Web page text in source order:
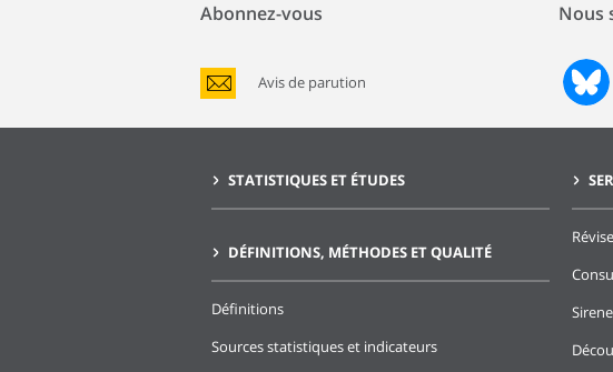
Abonnez-vous
Avis de parution
Nous
STATISTIQUES ET ÉTUDES
DÉFINITIONS, MÉTHODES ET QUALITÉ
Définitions
Sources statistiques et indicateurs
Sirene